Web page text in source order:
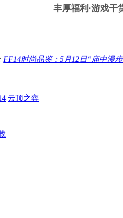
丰厚福利 ·游戏干
FF14时尚品鉴：5月12日“庙中漫
云顶之弈